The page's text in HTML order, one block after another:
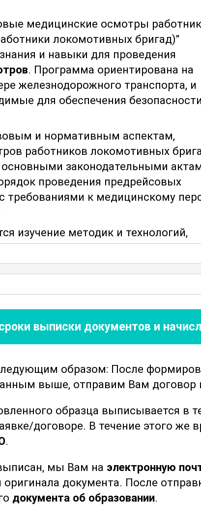
медицинские осмотры
локомотивных бригад)"
и навыки для проведения
. Программа ориентирована на
железнодорожного транспорта, и
для обеспечения
и нормативным аспектам,
работников локомотивных
основными законодательными
проведения предрейсовых
требованиями к медицинскому
изучение методик и технологий,
осмотрах. Участники
включая использование
для оценки состояния
вопросам выявления
и других факторов, влияющих на
и планирования
организовать процесс
и обеспечить высокую
практики и примеры
медицинских осмотров в
медицинских осмотров.
защитить личные данные
медицинской
выписки документов и
образом: После
выше, отправим Вам договор
образца выписывается в
договоре. В течение этого же
.
мы Вам на электронную
оригинала документа. После
документа об образовании.